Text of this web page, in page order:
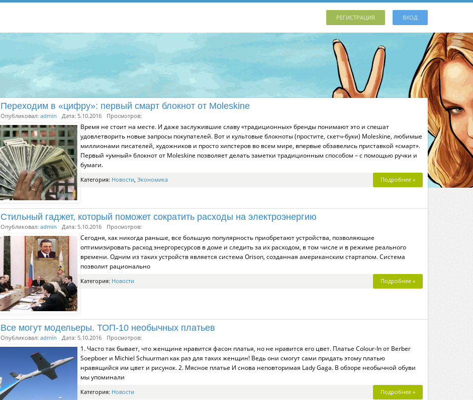
ВХОД
РЕГИСТРАЦИЯ
Переходим в «цифру»: первый смарт блокнот от Moleskine
Опубликовал: admin Дата: 5.10.2016 Просмотров:
Время не стоит на месте. И даже заслужившие славу «традиционных» бренды понимают это и спешат
удовлетворить новые запросы покупателей. Вот и культовые блокноты (простите, скетч-буки) Moleskine, любимые
миллионами писателей, художников и просто хипстеров во всем мире, впервые обзавелись приставкой «смарт».
Первый «умный» блокнот от Moleskine позволяет делать заметки традиционным способом – с помощью ручки и
бумаги.
Подробнее »
Категория: Новости, Экономика
Стильный гаджет, который поможет сократить расходы на электроэнергию
Опубликовал: admin Дата: 5.10.2016 Просмотров:
Сегодня, как никогда раньше, все большую популярность приобретают устройства, позволяющие
оптимизировать расход энергоресурсов в доме и следить за их расходом, в том числе и в режиме реального
времени. Одним из таких устройств является система Orison, созданная американским стартапом. Система
позволит рационально
Подробнее »
Категория: Новости
Все могут модельеры. ТОП-10 необычных платьев
Опубликовал: admin Дата: 5.10.2016 Просмотров:
1. Часто так бывает, что женщине нравится фасон платья, но не нравится его цвет. Платье Colour-In от Berber
Soepboer и Michiel Schuurman как раз для таких женщин! Ведь они смогут сами придать этому платью
нравящийся им цвет и рисунок. 2. Мясное платье И снова неповторимая Lady Gaga. В обзоре необычной обуви
мы упоминали
Подробнее »
Категория: Новости